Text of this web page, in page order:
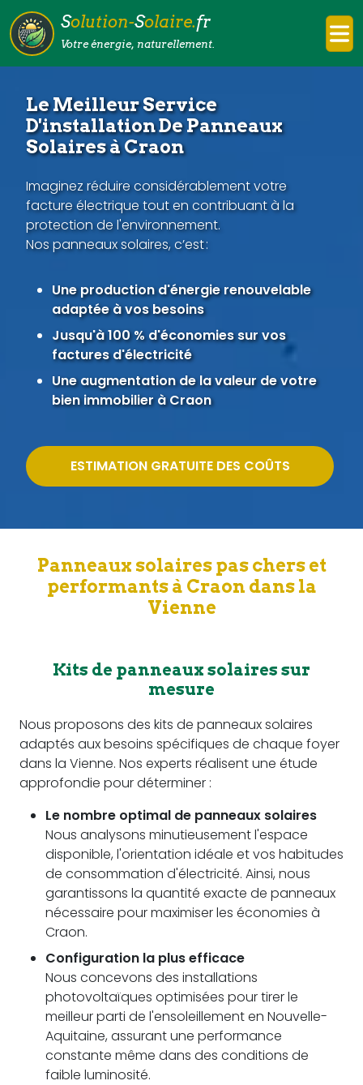
Solution-Solaire.fr
Votre énergie, naturellement.
Le Meilleur Service
D'installation De Panneaux
Solaires à Craon
Imaginez réduire considérablement votre
facture électrique tout en contribuant à la
protection de l'environnement.
Nos panneaux solaires, c’est :
Une production d'énergie renouvelable
adaptée à vos besoins
Jusqu'à 100 % d'économies sur vos
factures d'électricité
Une augmentation de la valeur de votre
bien immobilier à Craon
ESTIMATION GRATUITE DES COÛTS
Panneaux solaires pas chers et
performants à Craon dans la
Vienne
Kits de panneaux solaires sur
mesure
Nous proposons des kits de panneaux solaires
adaptés aux besoins spécifiques de chaque foyer
dans la Vienne. Nos experts réalisent une étude
approfondie pour déterminer :
Le nombre optimal de panneaux solaires
Nous analysons minutieusement l'espace
disponible, l'orientation idéale et vos habitudes
de consommation d'électricité. Ainsi, nous
garantissons la quantité exacte de panneaux
nécessaire pour maximiser les économies à
Craon.
Configuration la plus efficace
Nous concevons des installations
photovoltaïques optimisées pour tirer le
meilleur parti de l'ensoleillement en Nouvelle-
Aquitaine, assurant une performance
constante même dans des conditions de
faible luminosité.